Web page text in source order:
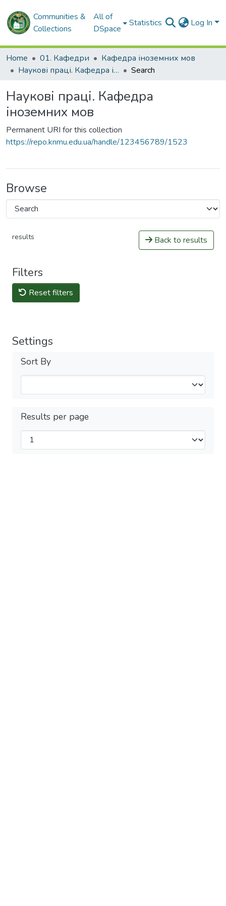
Communities &
Collections
All of
DSpace
Statistics Log In
Home 01. Кафедри
Кафедра іноземних мов
Наукові праці. Кафедра іноземних мов
Search
Наукові праці. Кафедра
іноземних мов
Permanent URI for this collection
https://repo.knmu.edu.ua/handle/123456789/1523
Browse
results Back to results
Filters
Reset filters
Settings
Sort By
Results per page